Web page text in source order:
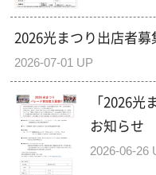
2026光まつり出店者
2026-07-01 UP
「2026
お知らせ
2026-06-26